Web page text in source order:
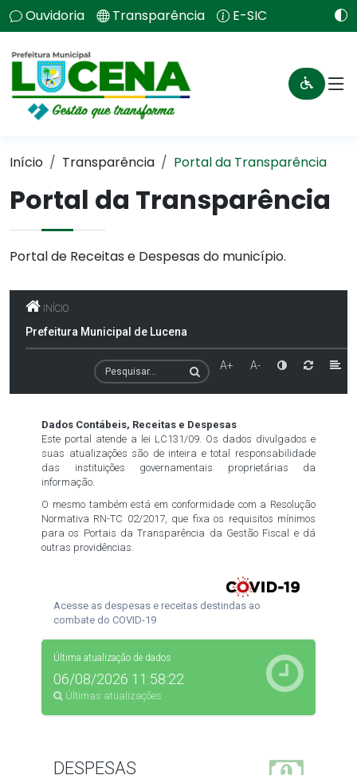
Ouvidoria Transparência E-SIC
Início Transparência Portal da Transparência
Portal da Transparência
Portal de Receitas e Despesas do município.